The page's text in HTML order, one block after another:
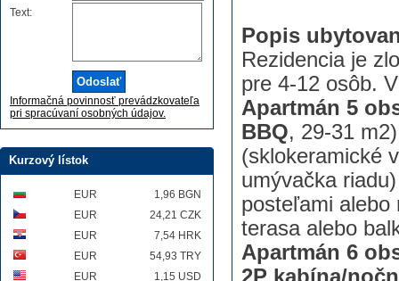
Popis
Rezidencia je
pre 4-12 osôb.
Apartmán 5
BBQ, 29-31
(sklokeramické
umývačka
posteľami alebo
terasa alebo
Apartmán 6
Text:
Informačná povinnosť prevádzkovateľa
pri spracúvaní osobných údajov.
Kurzový lístok
EUR
1,96 BGN
EUR
24,21 CZK
EUR
7,54 HRK
EUR
54,93 TRY
EUR
1,15 USD